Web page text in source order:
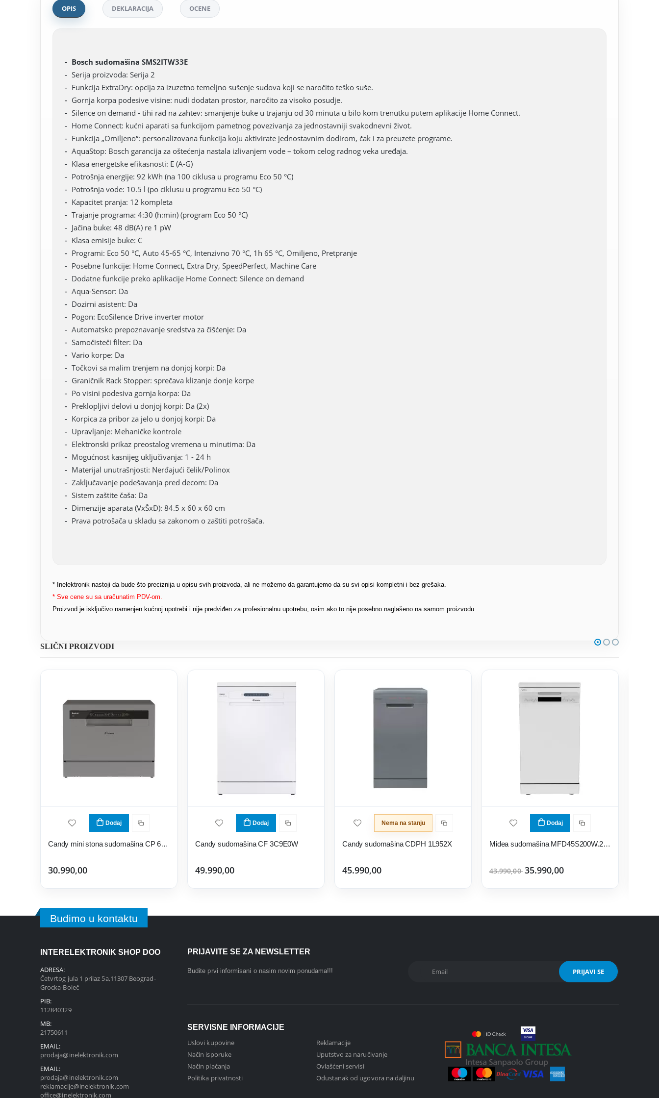
OPIS DEKLARACIJA OCENE
Bosch sudomašina SMS2ITW33E
Serija proizvoda: Serija 2
Funkcija ExtraDry: opcija za izuzetno temeljno sušenje sudova koji se naročito teško suše.
Gornja korpa podesive visine: nudi dodatan prostor, naročito za visoko posudje.
Silence on demand - tihi rad na zahtev: smanjenje buke u trajanju od 30 minuta u bilo kom trenutku putem aplikacije Home Connect.
Home Connect: kućni aparati sa funkcijom pametnog povezivanja za jednostavniji svakodnevni život.
Funkcija „Omiljeno“: personalizovana funkcija koju aktivirate jednostavnim dodirom, čak i za preuzete programe.
AquaStop: Bosch garancija za oštećenja nastala izlivanjem vode – tokom celog radnog veka uređaja.
Klasa energetske efikasnosti: E (A-G)
Potrošnja energije: 92 kWh (na 100 ciklusa u programu Eco 50 °C)
Potrošnja vode: 10.5 l (po ciklusu u programu Eco 50 °C)
Kapacitet pranja: 12 kompleta
Trajanje programa: 4:30 (h:min) (program Eco 50 °C)
Jačina buke: 48 dB(A) re 1 pW
Klasa emisije buke: C
Programi: Eco 50 °C, Auto 45-65 °C, Intenzivno 70 °C, 1h 65 °C, Omiljeno, Pretpranje
Posebne funkcije: Home Connect, Extra Dry, SpeedPerfect, Machine Care
Dodatne funkcije preko aplikacije Home Connect: Silence on demand
Aqua-Sensor: Da
Dozirni asistent: Da
Pogon: EcoSilence Drive inverter motor
Automatsko prepoznavanje sredstva za čišćenje: Da
Samočisteči filter: Da
Vario korpe: Da
Točkovi sa malim trenjem na donjoj korpi: Da
Graničnik Rack Stopper: sprečava klizanje donje korpe
Po visini podesiva gornja korpa: Da
Preklopljivi delovi u donjoj korpi: Da (2x)
Korpica za pribor za jelo u donjoj korpi: Da
Upravljanje: Mehaničke kontrole
Elektronski prikaz preostalog vremena u minutima: Da
Mogućnost kasnijeg uključivanja: 1 - 24 h
Materijal unutrašnjosti: Nerđajući čelik/Polinox
Zaključavanje podešavanja pred decom: Da
Sistem zaštite čaša: Da
Dimenzije aparata (VxŠxD): 84.5 x 60 x 60 cm
Prava potrošača u skladu sa zakonom o zaštiti potrošača.
* Inelektronik nastoji da bude što preciznija u opisu svih proizvoda, ali ne možemo da garantujemo da su svi opisi kompletni i bez grešaka.
* Sve cene su sa uračunatim PDV-om.
Proizvod je isključivo namenjen kućnoj upotrebi i nije predviđen za profesionalnu upotrebu, osim ako to nije posebno naglašeno na samom proizvodu.
SLIČNI PROIZVODI
Dodaj
Candy mini stona sudomašina CP 6E51LS
30.990,00
Dodaj
Candy sudomašina CF 3C9E0W
49.990,00
Nema na stanju
Candy sudomašina CDPH 1L952X
45.990,00
Dodaj
Midea sudomašina MFD45S200W.2-ES
43.990,0035.990,00
Budimo u kontaktu
INTERELEKTRONIK SHOP DOO
ADRESA:
Četvrtog jula 1 prilaz 5a,11307 Beograd-
Grocka-Boleč
PIB:
112840329
MB:
21750611
EMAIL:
prodaja@inelektronik.com
EMAIL:
prodaja@inelektronik.com
reklamacije@inelektronik.com
office@inelektronik.com
PRIJAVITE SE ZA NEWSLETTER
Budite prvi informisani o nasim novim ponudama!!!
SERVISNE INFORMACIJE
Uslovi kupovine
Način isporuke
Način plaćanja
Politika privatnosti
Reklamacije
Uputstvo za naručivanje
Ovlašćeni servisi
Odustanak od ugovora na daljinu